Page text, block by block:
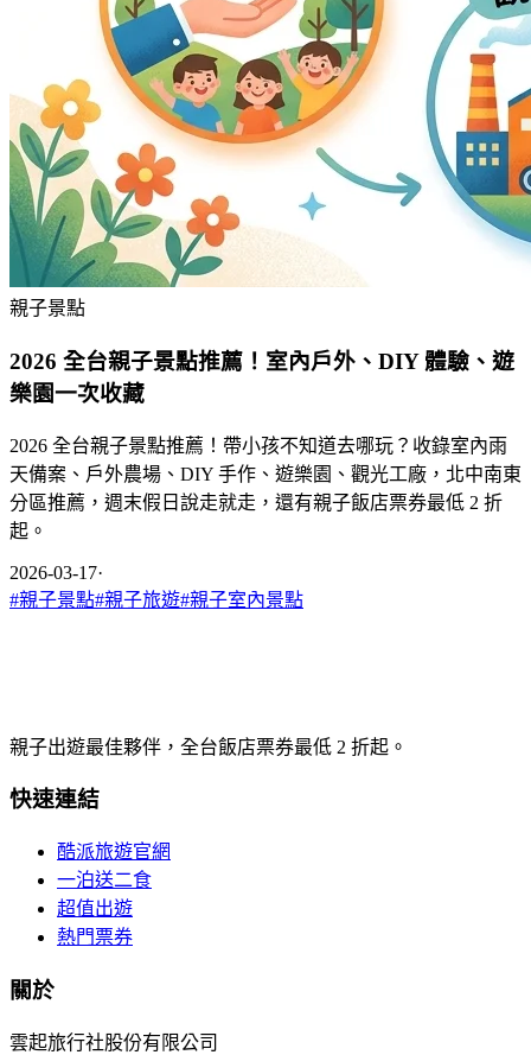
親子景點
2026 全台親子景點推薦！室內戶外、DIY 體驗、遊
樂園一次收藏
2026 全台親子景點推薦！帶小孩不知道去哪玩？收錄室內雨
天備案、戶外農場、DIY 手作、遊樂園、觀光工廠，北中南東
分區推薦，週末假日說走就走，還有親子飯店票券最低 2 折
起。
2026-03-17·
#親子景點#親子旅遊#親子室內景點
親子出遊最佳夥伴，全台飯店票券最低 2 折起。
快速連結
酷派旅遊官網
一泊送二食
超值出遊
熱門票券
關於
雲起旅行社股份有限公司